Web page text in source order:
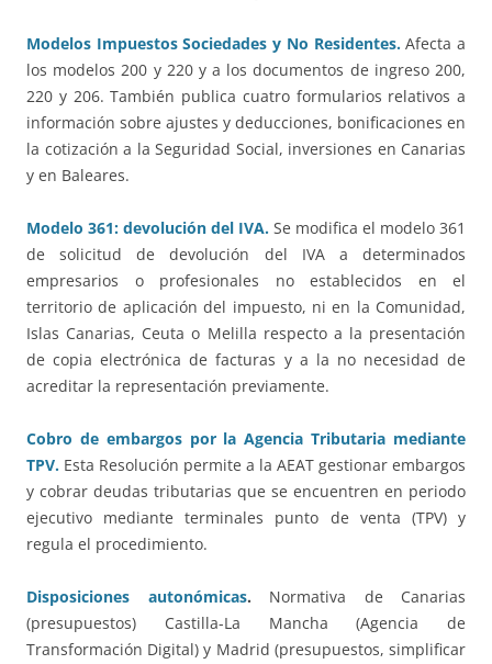
Modelos Impuestos Sociedades y No Residentes.Afecta a
los modelos 200 y 220 y a los documentos de ingreso 200,
220 y 206. También publica cuatro formularios relativos a
información sobre ajustes y deducciones, bonificaciones en
la cotización a la Seguridad Social, inversiones en Canarias
y en Baleares.
Modelo 361: devolución del IVA. Se modifica el modelo 361
de solicitud de devolución del IVA a determinados
empresarios o profesionales no establecidos en el
territorio de aplicación del impuesto, ni en la Comunidad,
Islas Canarias, Ceuta o Melilla respecto a la presentación
de copia electrónica de facturas y a la no necesidad de
acreditar la representación previamente.
Cobro de embargos por la Agencia Tributaria mediante
TPV. Esta Resolución permite a la AEAT gestionar embargos
y cobrar deudas tributarias que se encuentren en periodo
ejecutivo mediante terminales punto de venta (TPV) y
regula el procedimiento.
Disposiciones autonómicas. Normativa de Canarias
(presupuestos) Castilla-La Mancha (Agencia de
Transformación Digital) y Madrid (presupuestos, simplificar